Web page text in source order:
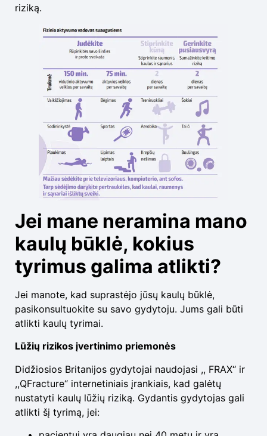
riziką.
Jei mane neramina mano
kaulų būklė, kokius
tyrimus galima atlikti?
Jei manote, kad suprastėjo jūsų kaulų būklė,
pasikonsultuokite su savo gydytoju. Jums gali būti
atlikti kaulų tyrimai.
Lūžių rizikos įvertinimo priemonės
Didžiosios Britanijos gydytojai naudojasi ,, FRAX“ ir
,,QFracture“ internetiniais įrankiais, kad galėtų
nustatyti kaulų lūžių riziką. Gydantis gydytojas gali
atlikti šį tyrimą, jei: